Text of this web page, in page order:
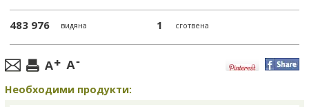
483 976 видяна 1 сготвена
Необходими продукти: